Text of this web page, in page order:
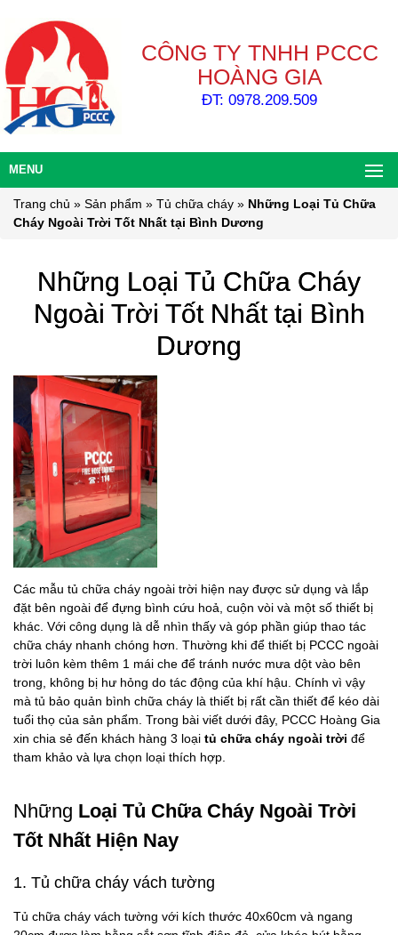
CÔNG TY TNHH PCCC
HOÀNG GIA
ĐT: 0978.209.509
MENU
Trang chủ » Sản phẩm » Tủ chữa cháy » Những Loại Tủ Chữa
Cháy Ngoài Trời Tốt Nhất tại Bình Dương
Những Loại Tủ Chữa Cháy
Ngoài Trời Tốt Nhất tại Bình
Dương
Các mẫu tủ chữa cháy ngoài trời hiện nay được sử dụng và lắp
đặt bên ngoài để đựng bình cứu hoả, cuộn vòi và một số thiết bị
khác. Với công dụng là dễ nhìn thấy và góp phần giúp thao tác
chữa cháy nhanh chóng hơn. Thường khi để thiết bị PCCC ngoài
trời luôn kèm thêm 1 mái che để tránh nước mưa dột vào bên
trong, không bị hư hỏng do tác động của khí hậu. Chính vì vậy
mà tủ bảo quản bình chữa cháy là thiết bị rất cần thiết để kéo dài
tuổi thọ của sản phẩm. Trong bài viết dưới đây, PCCC Hoàng Gia
xin chia sẻ đến khách hàng 3 loại tủ chữa cháy ngoài trời để
tham khảo và lựa chọn loại thích hợp.
Những Loại Tủ Chữa Cháy Ngoài Trời
Tốt Nhất Hiện Nay
1. Tủ chữa cháy vách tường
Tủ chữa cháy vách tường với kích thước 40x60cm và ngang